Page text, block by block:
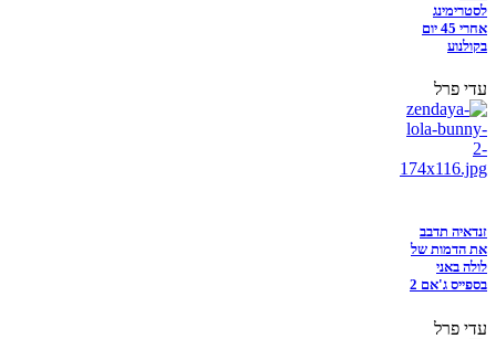
לסטרימינג
אחרי 45 יום
בקולנוע
עדי פרל
זנדאיה תדבב
את הדמות של
לולה באני
בספייס ג'אם 2
עדי פרל